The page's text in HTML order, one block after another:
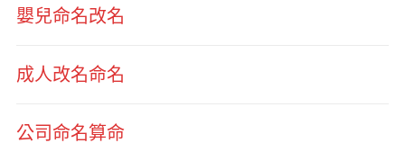
嬰兒命名改名
成人改名命名
公司命名算命